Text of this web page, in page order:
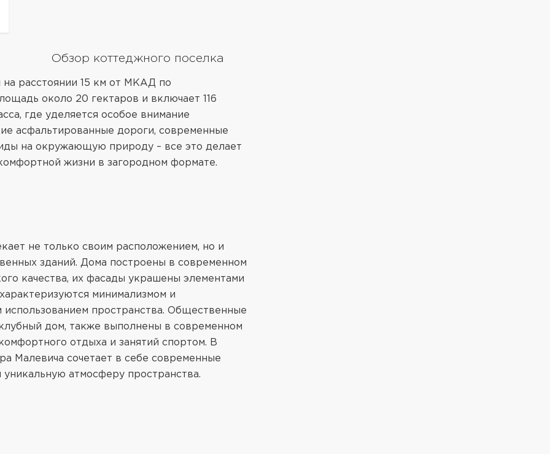
Обзор коттеджного поселка
на расстоянии 15 км от МКАД по
около 20 гектаров и включает 116
где уделяется особое внимание
асфальтированные дороги, современные
на окружающую природу – все это делает
жизни в загородном формате.
не только своим расположением, но и
зданий. Дома построены в современном
качества, их фасады украшены элементами
минимализмом и
пространства. Общественные
дом, также выполнены в современном
отдыха и занятий спортом. В
Малевича сочетает в себе современные
атмосферу пространства.